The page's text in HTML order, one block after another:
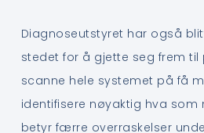
Diagnoseutstyret har også
stedet for å gjette seg frem til
scanne hele systemet på få
identifisere nøyaktig hva som
betyr færre overraskelser